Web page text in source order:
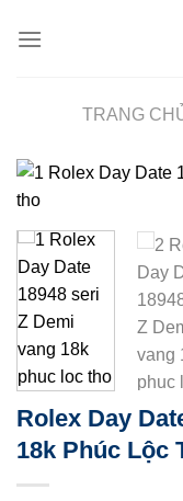
TRANG
Rolex Day
18k Phúc Lộc